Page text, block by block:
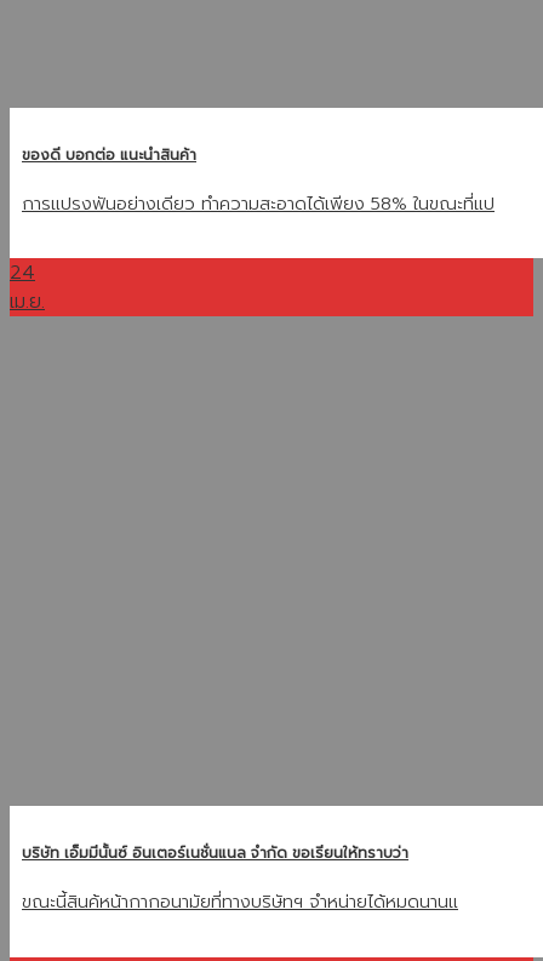
ของดี บอกต่อ แนะนำสินค้า
การแปรงฟันอย่างเดียว ทำความสะอาดได้เพียง 58% ในขณะที่แป
24
เม.ย.
บริษัท เอ็มมีนั้นซ์ อินเตอร์เนชั่นแนล จำกัด ขอเรียนให้ทราบว่า
ขณะนี้สินค้หน้ากากอนามัยที่ทางบริษัทฯ จำหน่ายได้หมดนานแ